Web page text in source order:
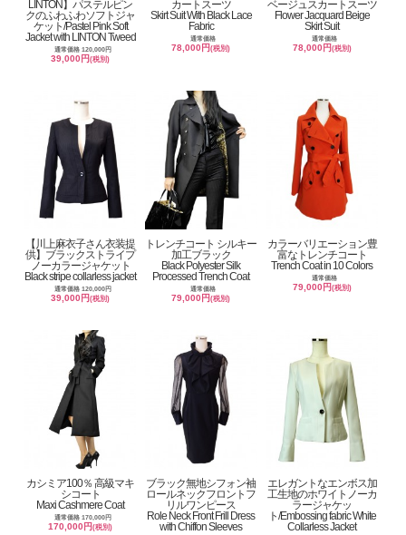
LINTON】パステルピン
クのふわふわソフトジャ
ケット/Pastel Pink Soft
Jacket with LINTON Tweed
通常価格 120,000円
39,000円(税別)
カートスーツ
Skirt Suit With Black Lace
Fabric
通常価格
78,000円(税別)
ベージュスカートスーツ
Flower Jacquard Beige
Skirt Suit
通常価格
78,000円 (税別)
【川上麻衣子さん衣装提
供】ブラックストライプ
ノーカラージャケット
Black stripe collarless jacket
通常価格 120,000円
39,000円(税別)
トレンチコート シルキー
加工ブラック
Black Polyester Silk
Processed Trench Coat
通常価格
79,000円(税別)
カラーバリエーション豊
富なトレンチコート
Trench Coat in 10 Colors
通常価格
79,000円 (税別)
カシミア100％ 高級マキ
シコート
Maxi Cashmere Coat
通常価格 170,000円
170,000円(税別)
ブラック無地シフォン袖
ロールネックフロントフ
リルワンピース
Role Neck Front Frill Dress
with Chiffon Sleeves
エレガントなエンボス加
工生地のホワイトノーカ
ラージャケッ
ト/Embossing fabric White
Collarless Jacket